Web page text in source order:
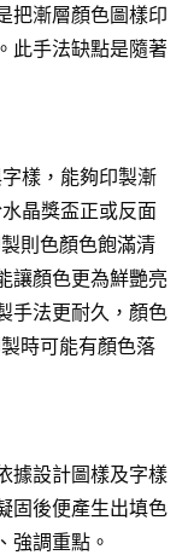
把漸層顏色圖樣印
此手法缺點是隨著
樣，能夠印製漸
晶獎盃正或反面
則色顏色飽滿清
讓顏色更為鮮艷亮
手法更耐久，顏色
時可能有顏色落
據設計圖樣及字樣
固後便產生出填色
強調重點。